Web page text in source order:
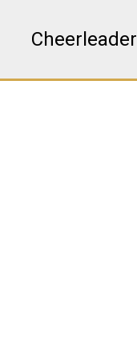
Cheerleader